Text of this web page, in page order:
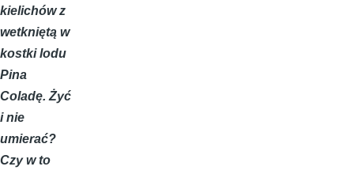
kielichów z
wetkniętą w
kostki lodu
Pina
Coladę. Żyć
i nie
umierać?
Czy w to